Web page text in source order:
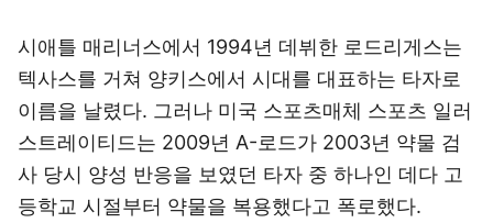
시애틀 매리너스에서 1994년 데뷔한 로드리게스는
텍사스를 거쳐 양키스에서 시대를 대표하는 타자로
이름을 날렸다. 그러나 미국 스포츠매체 스포츠 일러
스트레이티드는 2009년 A-로드가 2003년 약물 검
사 당시 양성 반응을 보였던 타자 중 하나인 데다 고
등학교 시절부터 약물을 복용했다고 폭로했다.